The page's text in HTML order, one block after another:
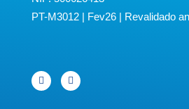
PT-M3012 | Fev26 | Revalidado